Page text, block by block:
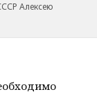
Алексею